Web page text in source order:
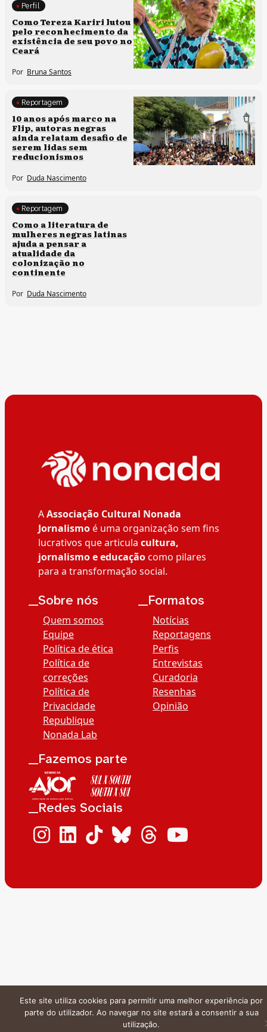
Comunidades tradicionais
Perfil
Como Tereza Kariri lutou
pelo reconhecimento da
existência de seu povo no
Ceará
Por Bruna Santos
Processos artísticos
Reportagem
10 anos após marco na
Flip, autoras negras
ainda relatam desafio de
serem lidas sem
reducionismos
Por Duda Nascimento
Direitos humanos
Reportagem
Como a literatura de
mulheres negras latinas
ajuda a pensar a
atualidade da
colonização no
continente
Por Duda Nascimento
AAssociação Cultural Nonada
Jornalismoé uma organização sem fins
lucrativos que articula cultura,
jornalismo e educaçãocomo pilares
para a transformação social.
__Sobre nós
Quem somos
Equipe
Política de ética
Política de
correções
Política de
Privacidade
Republique
Nonada Lab
__Formatos
Notícias
Reportagens
Perfis
Entrevistas
Curadoria
Resenhas
Opinião
__Fazemos parte
__Redes Sociais
Este site utiliza cookies para permitir uma melhor experiência por
parte do utilizador. Ao navegar no site estará a consentir a sua
utilização.